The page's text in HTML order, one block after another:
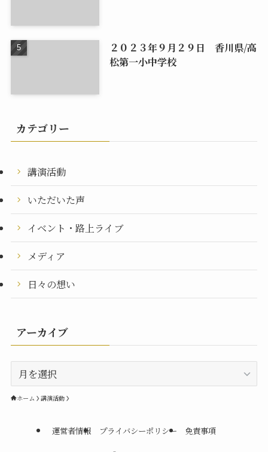
２０２３年９月２９日 香川県/高
松第一小中学校
カテゴリー
講演活動
いただいた声
イベント・路上ライブ
メディア
日々の想い
アーカイブ
ー
カホーム 講演活動
運営者情報 プライバシーポリシー 免責事項